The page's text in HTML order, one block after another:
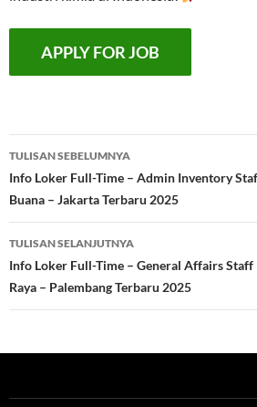
Navigasi
Tulisan
TULISAN SEBELUMNYA
Info Loker Full-Time – Admin Inventory
Buana – Jakarta Terbaru 2025
TULISAN SELANJUTNYA
Info Loker Full-Time – General Affairs Staff
Raya – Palembang Terbaru 2025